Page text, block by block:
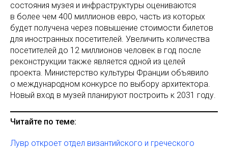
состояния музея и инфраструктуры оцениваются
в более чем 400 миллионов евро, часть из которых
будет получена через повышение стоимости билетов
для иностранных посетителей. Увеличить количества
посетителей до 12 миллионов человек в год после
реконструкции также является одной из целей
проекта. Министерство культуры Франции объявило
о международном конкурсе по выбору архитектора.
Новый вход в музей планируют построить к 2031 году.
Читайте по теме:
Лувр откроет отдел византийского и греческого